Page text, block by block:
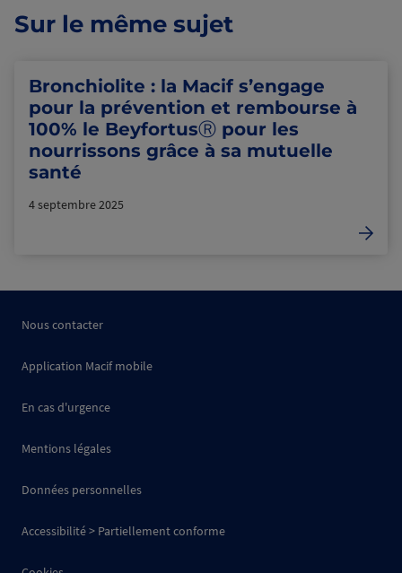
Sur le même sujet
Bronchiolite : la Macif s’engage
pour la prévention et rembourse à
100% le BeyfortusⓇ pour les
nourrissons grâce à sa mutuelle
santé
4 septembre 2025
Nous contacter
Application Macif mobile
En cas d'urgence
Mentions légales
Données personnelles
Accessibilité > Partiellement conforme